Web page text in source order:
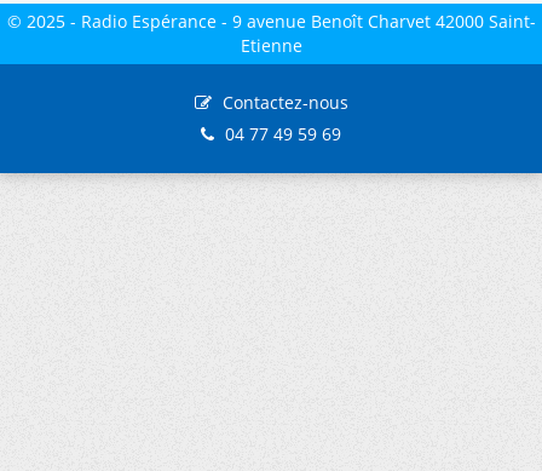
© 2025 - Radio Espérance - 9 avenue Benoît Charvet 42000 Saint-
Etienne
Contactez-nous
04 77 49 59 69